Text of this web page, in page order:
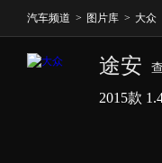
汽车频道 > 图片库 > 大众
途安
2015款